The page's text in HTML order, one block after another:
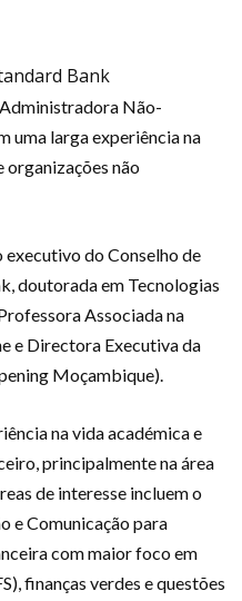
Bank
Não-
uma larga experiência na
organizações não
executivo do Conselho de
doutorada em Tecnologias
Associada na
e Directora Executiva da
Moçambique).
na vida académica e
principalmente na área
de interesse incluem o
e Comunicação para
com maior foco em
finanças verdes e questões